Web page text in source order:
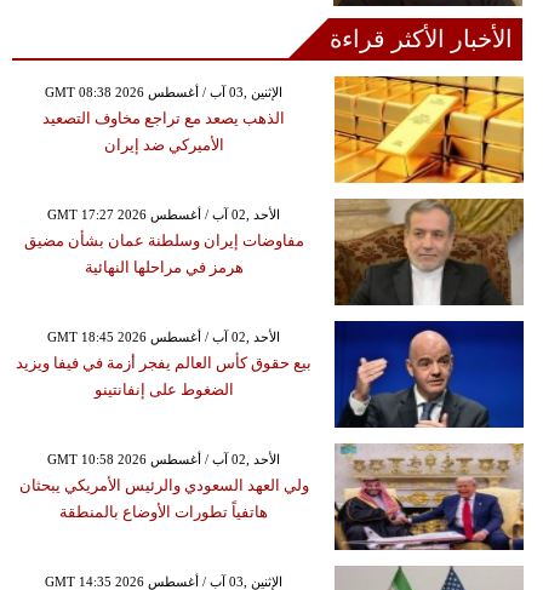
الأخبار الأكثر قراءة
GMT 08:38 2026 الإثنين ,03 آب / أغسطس
الذهب يصعد مع تراجع مخاوف التصعيد
الأميركي ضد إيران
GMT 17:27 2026 الأحد ,02 آب / أغسطس
مفاوضات إيران وسلطنة عمان بشأن مضيق
هرمز في مراحلها النهائية
GMT 18:45 2026 الأحد ,02 آب / أغسطس
بيع حقوق كأس العالم يفجر أزمة في فيفا ويزيد
الضغوط على إنفانتينو
GMT 10:58 2026 الأحد ,02 آب / أغسطس
ولي العهد السعودي والرئيس الأمريكي يبحثان
هاتفياً تطورات الأوضاع بالمنطقة
GMT 14:35 2026 الإثنين ,03 آب / أغسطس